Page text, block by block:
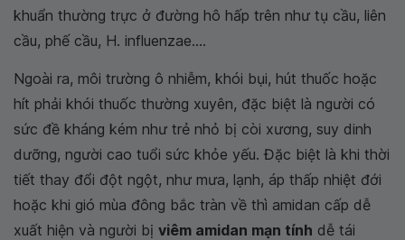
khuẩn thường trực ở đường hô hấp trên như tụ cầu, liên
cầu, phế cầu, H. influenzae....
Ngoài ra, môi trường ô nhiễm, khói bụi, hút thuốc hoặc
hít phải khói thuốc thường xuyên, đặc biệt là người có
sức đề kháng kém như trẻ nhỏ bị còi xương, suy dinh
dưỡng, người cao tuổi sức khỏe yếu. Đặc biệt là khi thời
tiết thay đổi đột ngột, như mưa, lạnh, áp thấp nhiệt đới
hoặc khi gió mùa đông bắc tràn về thì amidan cấp dễ
xuất hiện và người bị viêm amidan mạn tính dễ tái